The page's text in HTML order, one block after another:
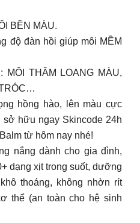
BỀN MÀU.
độ đàn hồi giúp môi MỀM
MÔI THÂM LOANG MÀU,
hồng hào, lên màu cực
hữu ngay Skincode 24h
từ hôm nay nhé!
nắng dành cho gia đình,
dạng xịt trong suốt, dưỡng
thoáng, không nhờn rít
thể (an toàn cho hệ sinh